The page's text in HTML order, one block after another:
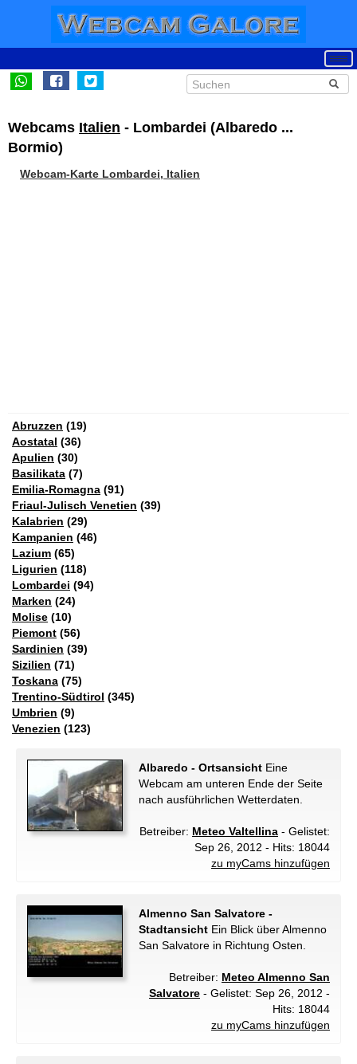
Webcams Italien - Lombardei (Albaredo ...
Bormio)
Webcam-Karte Lombardei, Italien
Abruzzen (19)
Aostatal (36)
Apulien (30)
Basilikata (7)
Emilia-Romagna (91)
Friaul-Julisch Venetien (39)
Kalabrien (29)
Kampanien (46)
Lazium (65)
Ligurien (118)
Lombardei (94)
Marken (24)
Molise (10)
Piemont (56)
Sardinien (39)
Sizilien (71)
Toskana (75)
Trentino-Südtirol (345)
Umbrien (9)
Venezien (123)
Albaredo - Ortsansicht Eine
Webcam am unteren Ende der Seite
nach ausführlichen Wetterdaten.
Betreiber: Meteo Valtellina - Gelistet:
Sep 26, 2012 - Hits: 18044
zu myCams hinzufügen
Almenno San Salvatore -
Stadtansicht Ein Blick über Almenno
San Salvatore in Richtung Osten.
Betreiber: Meteo Almenno San
Salvatore - Gelistet: Sep 26, 2012 -
Hits: 18044
zu myCams hinzufügen